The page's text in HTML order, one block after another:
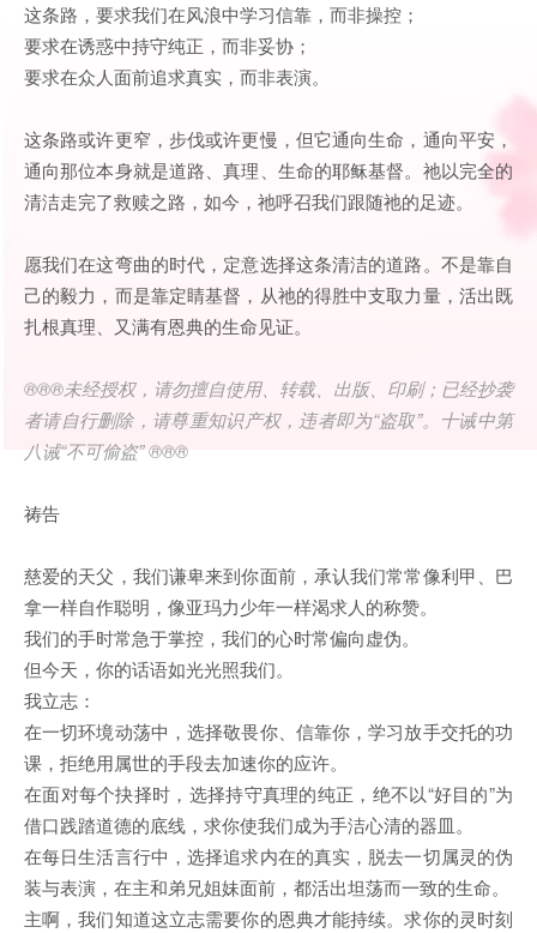
这条路，要求我们在风浪中学习信靠，而非操控；
要求在诱惑中持守纯正，而非妥协；
要求在众人面前追求真实，而非表演。
这条路或许更窄，步伐或许更慢，但它通向生命，通向平安，
通向那位本身就是道路、真理、生命的耶稣基督。祂以完全的
清洁走完了救赎之路，如今，祂呼召我们跟随祂的足迹。
愿我们在这弯曲的时代，定意选择这条清洁的道路。不是靠自
己的毅力，而是靠定睛基督，从祂的得胜中支取力量，活出既
扎根真理、又满有恩典的生命见证。
®®®未经授权，请勿擅自使用、转载、出版、印刷；已经抄袭
者请自行删除，请尊重知识产权，违者即为“盗取”。十诫中第
八诫“不可偷盗” ®®®
祷告
慈爱的天父，我们谦卑来到你面前，承认我们常常像利甲、巴
拿一样自作聪明，像亚玛力少年一样渴求人的称赞。
我们的手时常急于掌控，我们的心时常偏向虚伪。
但今天，你的话语如光光照我们。
我立志：
在一切环境动荡中，选择敬畏你、信靠你，学习放手交托的功
课，拒绝用属世的手段去加速你的应许。
在面对每个抉择时，选择持守真理的纯正，绝不以“好目的”为
借口践踏道德的底线，求你使我们成为手洁心清的器皿。
在每日生活言行中，选择追求内在的真实，脱去一切属灵的伪
装与表演，在主和弟兄姐妹面前，都活出坦荡而一致的生命。
主啊，我们知道这立志需要你的恩典才能持续。求你的灵时刻